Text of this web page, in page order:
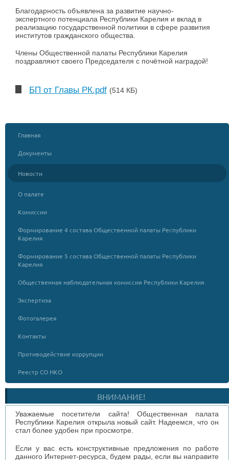
Благодарность объявлена за развитие научно-
экспертного потенциала Республики Карелия и вклад в
реализацию государственной политики в сфере развития
институтов гражданского общества.
Члены Общественной палаты Республики Карелия
поздравляют своего Председателя с почётной наградой!
БП от Главы РК.pdf (514 КБ)
Главная
Документы
Новости
О палате
Комиссии
Формирование 4 состава Общественной палаты Республики
Карелия
Формирование 5 состава Общественной палаты Республики
Карелия
Общественная наблюдательная комиссия Республики Карелия
Экспертиза
Фотогалерея
Контакты
Противодействие коррупции
Реестр СО НКО
ВНИМАНИЕ!
Уважаемые посетители сайта! Общественная палата
Республики Карелия открыла новый сайт. Надеемся, что он
стал более удобен при просмотре.
Если у вас есть конструктивные предложения по работе
данного Интернет-ресурса, будем рады, если вы направите